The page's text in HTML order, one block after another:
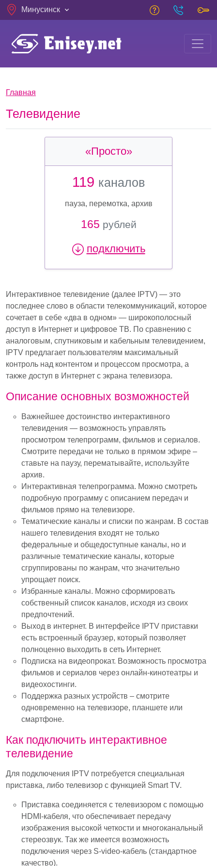
Skip to main content
Минусинск
Breadcrumb
Главная
Телевидение
«Просто»
119 каналов
пауза, перемотка, архив
165 рублей
подключить
Интерактивное телевидение (далее IPTV) — это
последнее слово в области телекоммуникаций, которое
сочетает в себе «два в одном» — широкополосный
доступ в Интернет и цифровое ТВ. По сравнению с
аналоговым, спутниковым и кабельным телевидением,
IPTV предлагает пользователям максимальный
контроль над контентом и процессом просмотра, а
также доступ в Интернет с экрана телевизора.
Описание основных возможностей
Важнейшее достоинство интерактивного
телевидения — возможность управлять
просмотром телепрограмм, фильмов и сериалов.
Смотрите передачи не только в прямом эфире –
ставьте на паузу, перематывайте, используйте
архив.
Интерактивная телепрограмма. Можно смотреть
подробную программу с описанием передач и
фильмов прямо на телевизоре.
Тематические каналы и списки по жанрам. В состав
нашего телевидения входят не только
федеральные и общедоступные каналы, но и
различные тематические каналы, которые
сгруппированы по жанрам, что значительно
упрощает поиск.
Избранные каналы. Можно сформировать
собственный список каналов, исходя из своих
предпочтений.
Выход в интернет. В интерфейсе IPTV приставки
есть встроенный браузер, который позволяет
полноценно выходить в сеть Интернет.
Подписка на видеопрокат. Возможность просмотра
фильмов и сериалов через онлайн-кинотеатры и
видеохостинги.
Поддержка разных устройств – смотрите
одновременно на телевизоре, планшете или
смартфоне.
Как подключить интерактивное
телевидение
Для подключения IPTV потребуется специальная
приставка, либо телевизор с функцией Smart TV.
Приставка соединяется с телевизором с помощью
HDMI-кабеля, что обеспечивает передачу
изображения высокой четкости и многоканальный
стереозвук. Так же имеется возможность
подключения через S-video-кабель (стандартное
качество).